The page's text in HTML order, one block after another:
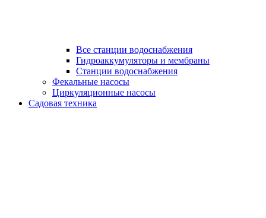
Все станции водоснабжения
Гидроаккумуляторы и мембраны
Станции водоснабжения
Фекальные насосы
Циркуляционные насосы
Садовая техника